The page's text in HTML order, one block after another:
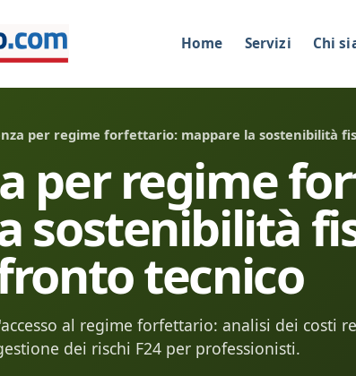
Home Servizi Chi
per regime forfettario: mappare la sostenibilità
per regime
sostenibilità
tecnico
al regime forfettario: analisi dei costi
dei rischi F24 per professionisti.